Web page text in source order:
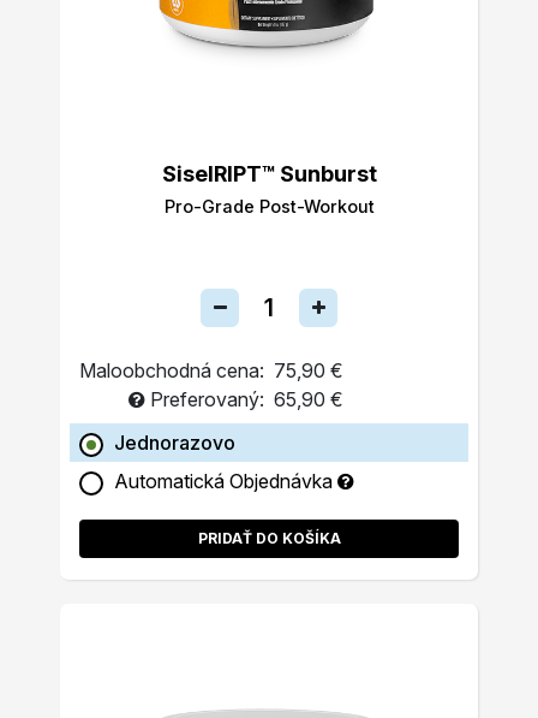
SiselRIPT™ Sunburst
Pro-Grade Post-Workout
Maloobchodná cena: 75,90 €
Preferovaný: 65,90 €
Jednorazovo
Automatická Objednávka
PRIDAŤ DO KOŠÍKA